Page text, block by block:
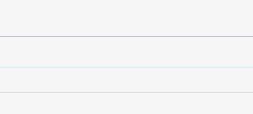
tussen een braam,
framboos en loganbes